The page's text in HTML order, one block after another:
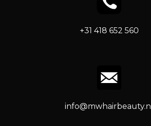
+31 418 652 560
info@mwhairbeauty.nl